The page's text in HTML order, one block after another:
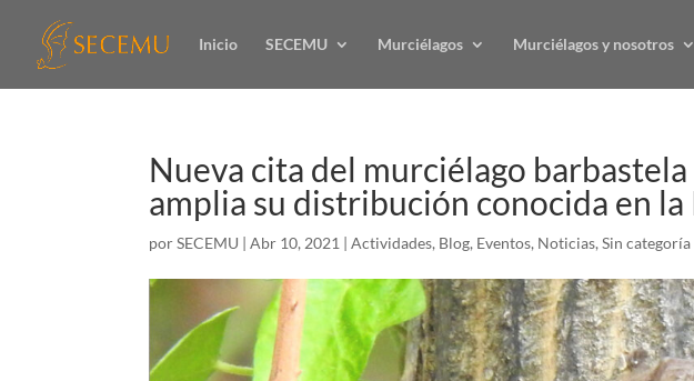
Inicio SECEMU Murciélagos Murciélagos y nosotros
Nueva cita del murciélago
amplia su distribución conocida en
porSECEMU |Abr 10, 2021 |Actividades, Blog, Eventos, Noticias,Sin categoría